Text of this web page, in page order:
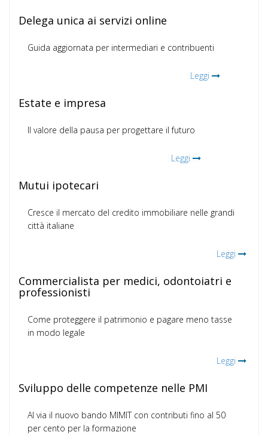
Delega unica ai servizi online
Guida aggiornata per intermediari e contribuenti
Leggi
Estate e impresa
Il valore della pausa per progettare il futuro
Leggi
Mutui ipotecari
Cresce il mercato del credito immobiliare nelle grandi
città italiane
Leggi
Commercialista per medici, odontoiatri e
professionisti
Come proteggere il patrimonio e pagare meno tasse
in modo legale
Leggi
Sviluppo delle competenze nelle PMI
Al via il nuovo bando MIMIT con contributi fino al 50
per cento per la formazione